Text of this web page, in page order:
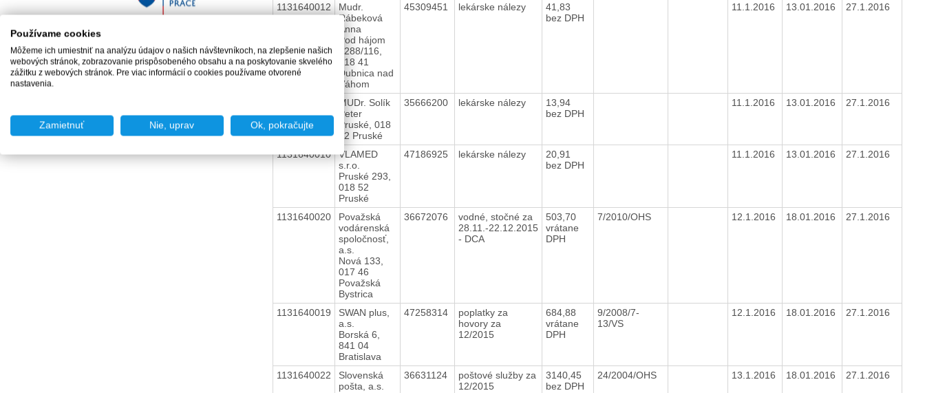
1131640012
Mudr.
Rábeková
Anna
Pod hájom
1288/116,
018 41
Dubnica nad
Váhom
45309451 lekárske nálezy
41,83
bez DPH
11.1.2016 13.01.2016 27.1.2016
MUDr. Solík
Peter
Pruské, 018
52 Pruské
35666200 lekárske nálezy
13,94
bez DPH
11.1.2016 13.01.2016 27.1.2016
1131640010
VLAMED
s.r.o.
Pruské 293,
018 52
Pruské
47186925 lekárske nálezy
20,91
bez DPH
11.1.2016 13.01.2016 27.1.2016
1131640020
Považská
vodárenská
spoločnosť,
a.s.
Nová 133,
017 46
Považská
Bystrica
36672076
vodné, stočné za
28.11.-22.12.2015
- DCA
503,70
vrátane
DPH
7/2010/OHS 12.1.2016 18.01.2016 27.1.2016
1131640019
SWAN plus,
a.s.
Borská 6,
841 04
Bratislava
47258314
poplatky za
hovory za
12/2015
684,88
vrátane
DPH
9/2008/7-
13/VS
12.1.2016 18.01.2016 27.1.2016
1131640022
Slovenská
pošta, a.s.
36631124
poštové služby za
12/2015
3140,45
bez DPH
24/2004/OHS 13.1.2016 18.01.2016 27.1.2016
Používame cookies
Môžeme ich umiestniť na analýzu údajov o našich návštevníkoch, na zlepšenie našich
webových stránok, zobrazovanie prispôsobeného obsahu a na poskytovanie skvelého
zážitku z webových stránok. Pre viac informácií o cookies používame otvorené
nastavenia.
Zamietnuť Nie, uprav Ok, pokračujte